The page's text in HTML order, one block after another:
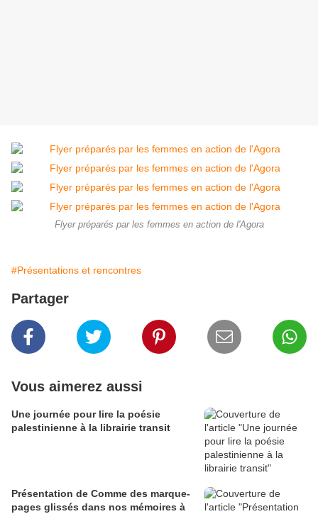
Flyer préparés par les femmes en action de l'Agora
#Présentations et rencontres
Partager
Vous aimerez aussi
Une journée pour lire la poésie
palestinienne à la librairie transit
Présentation de Comme des marque-
pages glissés dans nos mémoires à